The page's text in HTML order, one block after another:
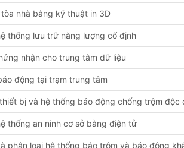
nhà bằng kỹ thuật in 3D
thống lưu trữ năng lượng cố định
nhận cho trung tâm dữ liệu
động tại trạm trung tâm
bị và hệ thống báo động chống trộm độc
thống an ninh cơ sở bằng điện tử
phân loại hệ thống báo trộm và báo động